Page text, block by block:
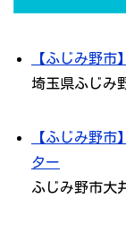
【ふじみ野
埼玉県ふじみ
【ふじみ野
ター
ふじみ野市大